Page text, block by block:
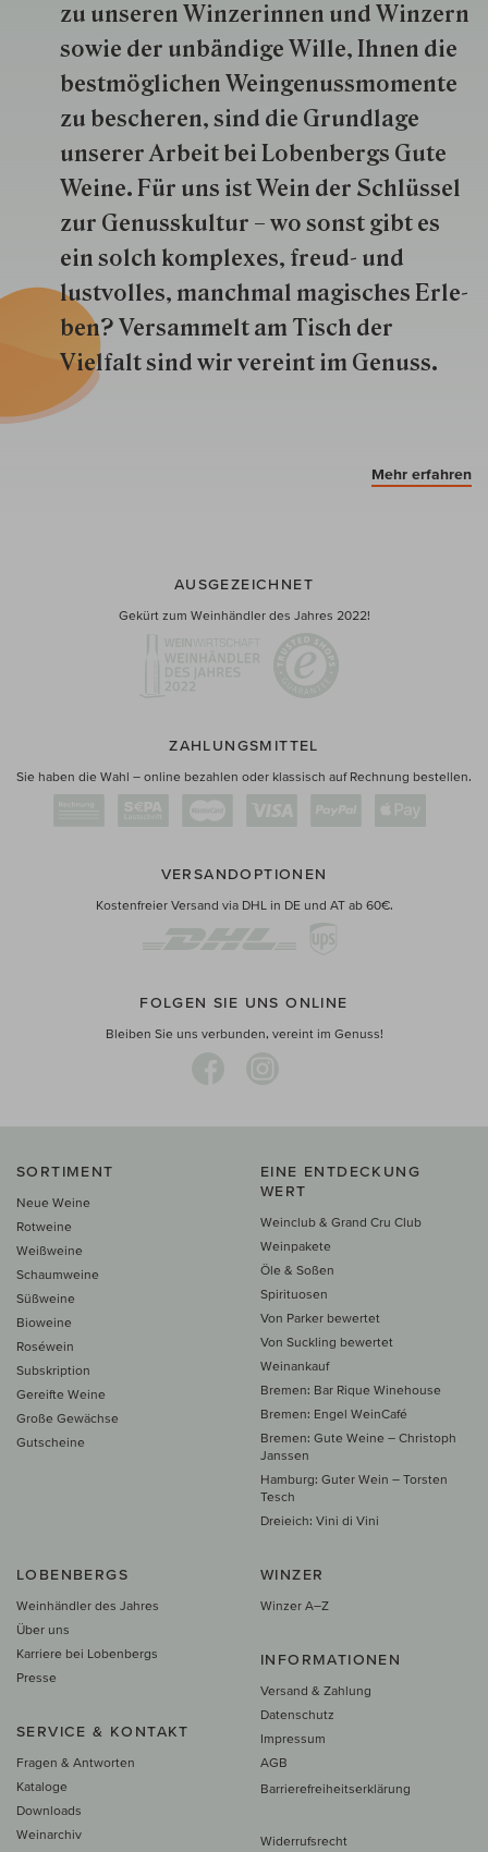
zu unseren Win­zer­innen und Win­zern
so­wie der un­bän­dige Wille, Ihnen die
best­mög­lich­en Wein­genuss­momente
zu besche­ren, sind die Grund­lage
unserer Arbeit bei Lobenbergs Gute
Weine. Für uns ist Wein der Schlüs­sel
zur Genuss­kultur – wo sonst gibt es
ein solch kom­plexes, freud- und
lustvolles, manchmal ma­gisch­es Er­le­
ben? Versammelt am Tisch der
Vielfalt sind wir ver­eint im Genuss.
Mehr erfahren
AUSGEZEICHNET
Gekürt zum Weinhändler des Jahres 2022!
ZAHLUNGSMITTEL
Sie haben die Wahl – online bezahlen oder klassisch auf Rechnung bestellen.
VERSANDOPTIONEN
Kostenfreier Versand via DHL in DE und AT ab 60€.
FOLGEN SIE UNS ONLINE
Bleiben Sie uns verbunden, vereint im Genuss!
SORTIMENT
Neue Weine
Rotweine
Weißweine
Schaumweine
Süßweine
Bioweine
Roséwein
Subskription
Gereifte Weine
Große Gewächse
Gutscheine
EINE ENTDECKUNG
WERT
Weinclub & Grand Cru Club
Weinpakete
Öle & Soßen
Spirituosen
Von Parker bewertet
Von Suckling bewertet
Weinankauf
Bremen: Bar Rique Winehouse
Bremen: Engel WeinCafé
Bremen: Gute Weine – Christoph
Janssen
Hamburg: Guter Wein – Torsten
Tesch
Dreieich: Vini di Vini
LOBENBERGS
Weinhändler des Jahres
Über uns
Karriere bei Lobenbergs
Presse
SERVICE & KONTAKT
Fragen & Antworten
Kataloge
Downloads
Weinarchiv
WINZER
Winzer A–Z
INFORMATIONEN
Versand & Zahlung
Datenschutz
Impressum
AGB
Barrierefreiheitserklärung
Widerrufsrecht